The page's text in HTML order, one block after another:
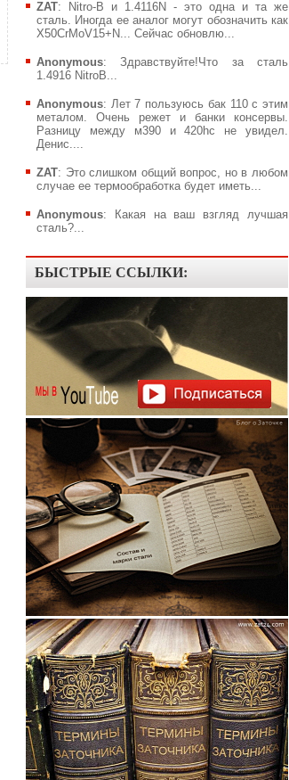
ZAT: Nitro-B и 1.4116N - это одна и та же
сталь. Иногда ее аналог могут обозначить как
X50CrMoV15+N... Сейчас обновлю...
Anonymous: Здравствуйте!Что за сталь
1.4916 NitroB...
Anonymous: Лет 7 пользуюсь бак 110 с этим
металом. Очень режет и банки консервы.
Разницу между м390 и 420hc не увидел.
Денис....
ZAT: Это слишком общий вопрос, но в любом
случае ее термообработка будет иметь...
Anonymous: Какая на ваш взгляд лучшая
сталь?...
БЫСТРЫЕ ССЫЛКИ: